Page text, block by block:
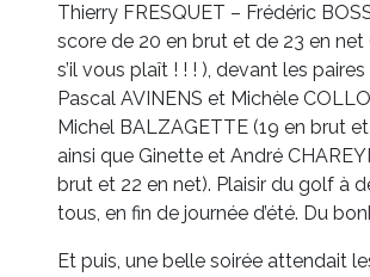
Thierry FRESQUET – Frédéric
score de 20 en brut et de 23 en net
s’il vous plaît ! ! ! ), devant les
Pascal AVINENS et Michèle
Michel BALZAGETTE (19 en brut
ainsi que Ginette et André
brut et 22 en net). Plaisir du golf à
tous, en fin de journée d’été. Du
Et puis, une belle soirée attendait